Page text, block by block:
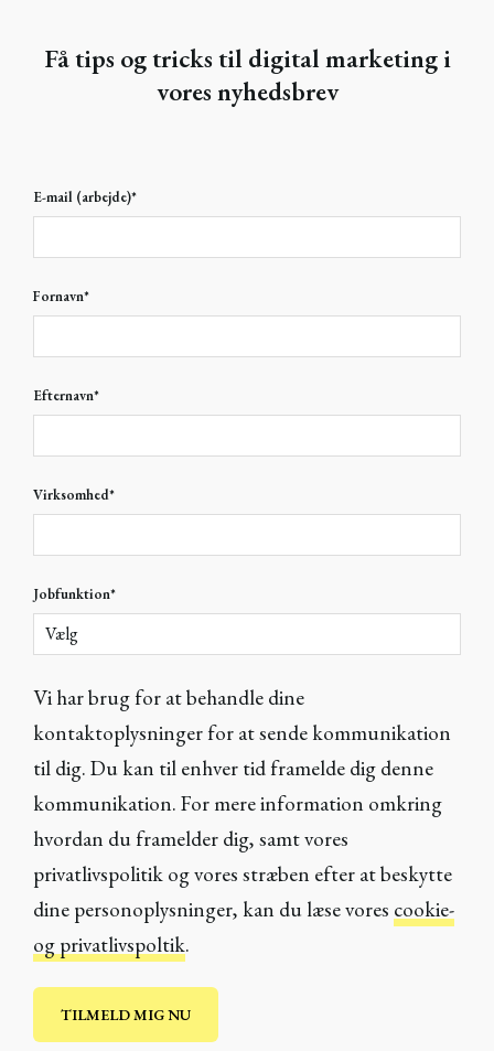
Få tips og tricks til digital marketing i
vores nyhedsbrev
E-mail (arbejde)*
Fornavn*
Efternavn*
Virksomhed*
Jobfunktion*
Vi har brug for at behandle dine
kontaktoplysninger for at sende kommunikation
til dig. Du kan til enhver tid framelde dig denne
kommunikation. For mere information omkring
hvordan du framelder dig, samt vores
privatlivspolitik og vores stræben efter at beskytte
dine personoplysninger, kan du læse vores cookie-
og privatlivspoltik.